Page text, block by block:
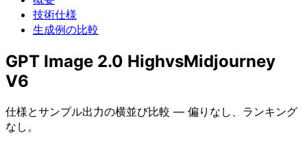
技術仕様
生成例の比較
GPT Image 2.0 HighvsMidjourney
V6
仕様とサンプル出力の横並び比較 — 偏りなし、ランキング
なし。